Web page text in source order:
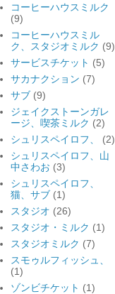
コーヒーハウスミルク
(9)
コーヒーハウスミル
ク、スタジオミルク (9)
サービスチケット (5)
サカナクション (7)
サブ (9)
ジェイクストーンガレ
ージ、喫茶ミルク (2)
シュリスペイロフ、
(2)
シュリスペイロフ、山
中さわお (3)
シュリスペイロフ、
猫、サブ (1)
スタジオ (26)
スタジオ・ミルク (1)
スタジオミルク (7)
スモゥルフィッシュ、
(1)
ゾンビチケット (1)